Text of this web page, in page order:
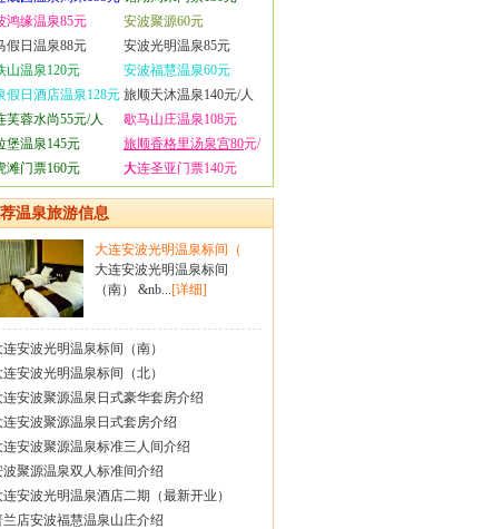
鸿缘温泉85元
安波聚源60元
假日温泉88元
安波光明温泉85元
山温泉120元
安波福慧温泉60元
假日酒店温泉128元 旅顺天沐温泉140元/人
芙蓉水尚55元/人
歇马山庄温泉108元
堡温泉145元
旅顺香格里汤泉宫80元/
人
滩门票160元 大连圣亚门票140元
温泉旅游信息
大连安波光明温泉标间（
大连安波光明温泉标间
（南） &nb...[详细]
连安波光明温泉标间（南）
连安波光明温泉标间（北）
连安波聚源温泉日式豪华套房介绍
连安波聚源温泉日式套房介绍
连安波聚源温泉标准三人间介绍
波聚源温泉双人标准间介绍
连安波光明温泉酒店二期（最新开业）
兰店安波福慧温泉山庄介绍